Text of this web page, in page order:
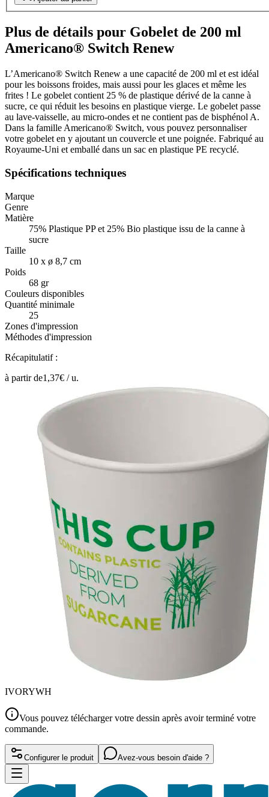
Plus de détails pour Gobelet de 200 ml
Americano® Switch Renew
L’Americano® Switch Renew a une capacité de 200 ml et est idéal
pour les boissons froides, mais aussi pour les glaces et même les
frites ! Le gobelet contient 25 % de plastique dérivé de la canne à
sucre, ce qui réduit les besoins en plastique vierge. Le gobelet passe
au lave-vaisselle, au micro-ondes et ne contient pas de bisphénol A.
Dans la famille Americano® Switch, vous pouvez personnaliser
votre gobelet en y ajoutant un couvercle et une poignée. Fabriqué au
Royaume-Uni et emballé dans un sac en plastique PE recyclé.
Spécifications techniques
Marque
Genre
Matière
75% Plastique PP et 25% Bio plastique issu de la canne à
sucre
Taille
10 x ø 8,7 cm
Poids
68 gr
Couleurs disponibles
Quantité minimale
25
Zones d'impression
Méthodes d'impression
Récapitulatif :
à partir de1,37€ /u.
IVORYWH
Vous pouvez télécharger votre dessin après avoir terminé votre
commande.
Configurer le produit Avez-vous besoin d'aide ?